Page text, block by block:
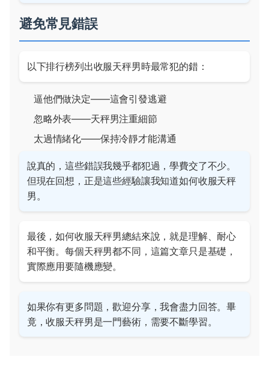
避免常見錯誤
以下排行榜列出收服天秤男時最常犯的錯：
逼他們做決定——這會引發逃避
忽略外表——天秤男注重細節
太過情緒化——保持冷靜才能溝通
說真的，這些錯誤我幾乎都犯過，學費交了不少。
但現在回想，正是這些經驗讓我知道如何收服天秤
男。
最後，如何收服天秤男總結來說，就是理解、耐心
和平衡。每個天秤男都不同，這篇文章只是基礎，
實際應用要隨機應變。
如果你有更多問題，歡迎分享，我會盡力回答。畢
竟，收服天秤男是一門藝術，需要不斷學習。